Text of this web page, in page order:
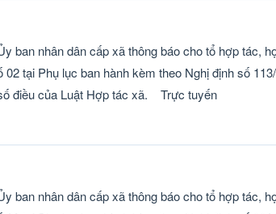
ban nhân dân cấp xã thông báo cho tổ hợp tác,
tại Phụ lục ban hành kèm theo Nghị định số
điều của Luật Hợp tác xã.
Trực tuyến
ban nhân dân cấp xã thông báo cho tổ hợp tác,